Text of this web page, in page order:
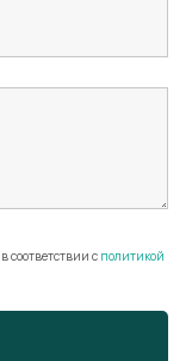
в соответствии с политикой